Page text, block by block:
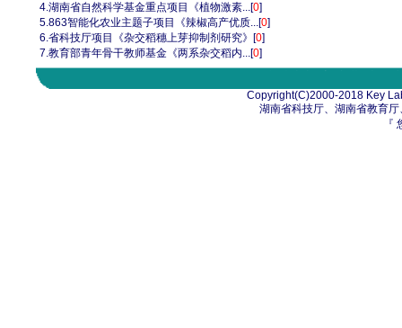
4.湖南省自然科学基金重点项目《植物激素...[0]
5.863智能化农业主题子项目《辣椒高产优质...[0]
6.省科技厅项目《杂交稻穗上芽抑制剂研究》 [0]
7.教育部青年骨干教师基金《两系杂交稻内...[0]
Copyright(C)2000-2018 Key
湖南省科技厅、湖南省教育
『